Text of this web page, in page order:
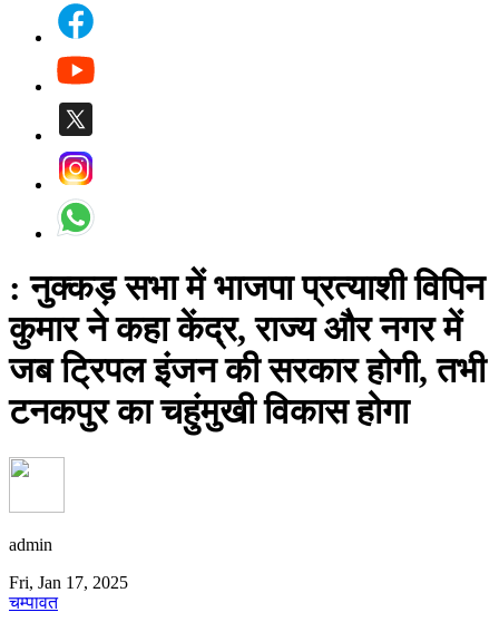
: नुक्कड़ सभा में भाजपा प्रत्याशी विपिन
कुमार ने कहा केंद्र, राज्य और नगर में
जब ट्रिपल इंजन की सरकार होगी, तभी
टनकपुर का चहुंमुखी विकास होगा
admin
Fri, Jan 17, 2025
चम्पावत